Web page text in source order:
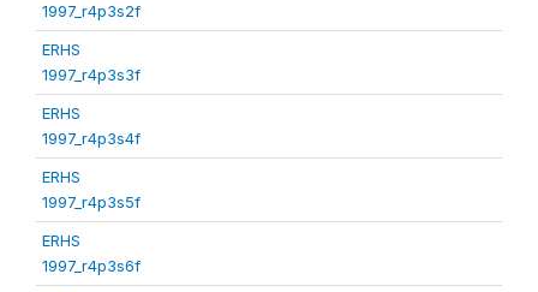
1997_r4p3s2f
ERHS
1997_r4p3s3f
ERHS
1997_r4p3s4f
ERHS
1997_r4p3s5f
ERHS
1997_r4p3s6f